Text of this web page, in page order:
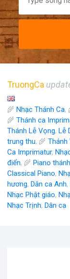
TruongCa
🌾 Nhạc Thánh Ca,
🌾 Thánh ca
Thánh Lễ Vọng, Lễ
trung thu, 🌾 Thánh
Ca Imprimatur,
điển, 🌾 Piano
Classical Piano,
hương, Dân ca Anh,
Nhạc Phật giáo,
Nhạc Trịnh, Dân ca